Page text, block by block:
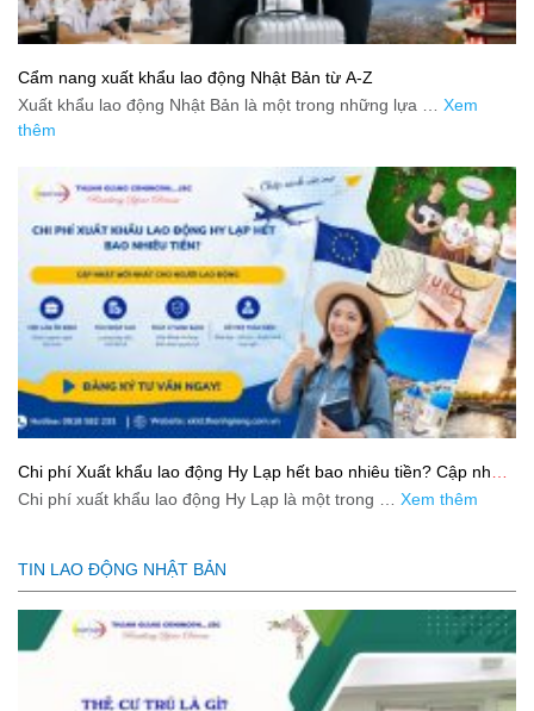
Cẩm nang xuất khẩu lao động Nhật Bản từ A-Z
Xuất khẩu lao động Nhật Bản là một trong những lựa … Xem
thêm
Chi phí Xuất khẩu lao động Hy Lạp hết bao nhiêu tiền? Cập nhật
mới nhất 2026
Chi phí xuất khẩu lao động Hy Lạp là một trong … Xem thêm
TIN LAO ĐỘNG NHẬT BẢN